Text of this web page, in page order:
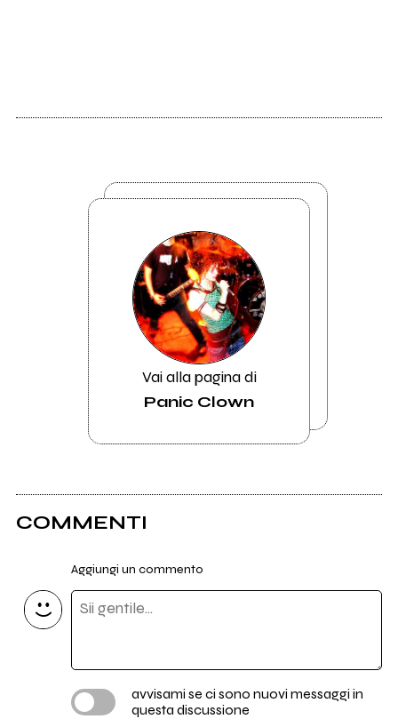
Vai alla pagina di
Panic Clown
COMMENTI
Aggiungi un commento
avvisami se ci sono nuovi messaggi in
questa discussione